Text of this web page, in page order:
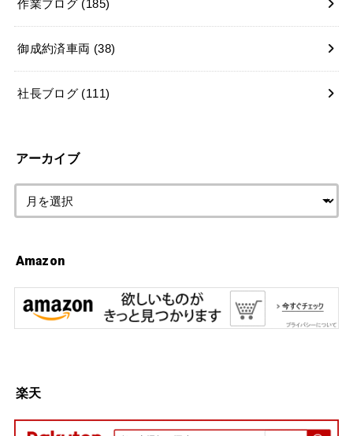
作業ブログ (185)
御成約済車両 (38)
社長ブログ (111)
アーカイブ
Amazon
楽天